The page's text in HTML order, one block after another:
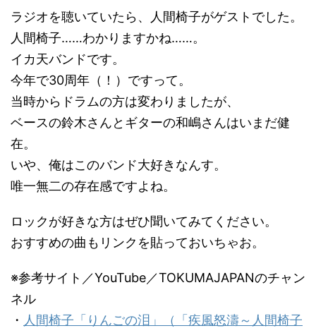
ラジオを聴いていたら、人間椅子がゲストでした。
人間椅子……わかりますかね……。
イカ天バンドです。
今年で30周年（！）ですって。
当時からドラムの方は変わりましたが、
ベースの鈴木さんとギターの和嶋さんはいまだ健
在。
いや、俺はこのバンド大好きなんす。
唯一無二の存在感ですよね。
ロックが好きな方はぜひ聞いてみてください。
おすすめの曲もリンクを貼っておいちゃお。
※参考サイト／YouTube／TOKUMAJAPANのチャン
ネル
・ 人間椅子「りんごの泪」（「疾風怒濤～人間椅子